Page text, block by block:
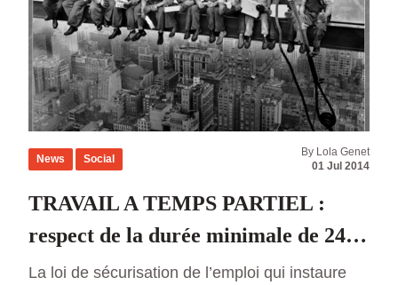
News Social
By Lola Genet
01 Jul 2014
TRAVAIL A TEMPS PARTIEL :
respect de la durée minimale de 24
heures
La loi de sécurisation de l’emploi qui instaure